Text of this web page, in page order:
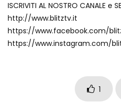
Lucca, blitz
medico abusivo
ISCRIVITI AL NOSTRO CANALE e
http://www.blitztv.it
https://www.facebook.com/
https://www.instagram.com/
1